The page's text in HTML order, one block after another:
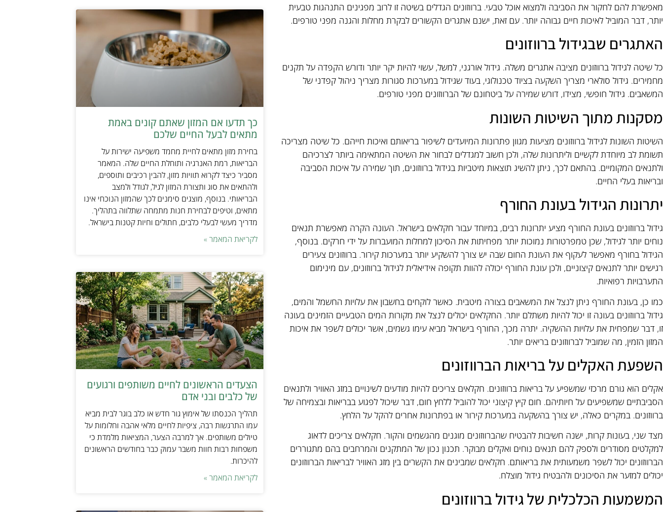
מאפשרת להם לחקור את הסביבה ולמצוא אוכל טבעי. ברווזונים הגדלים בשיטה זו לרוב מפגינים התנהגות טבעית
יותר, דבר המוביל לאיכות חיים גבוהה יותר. עם זאת, ישנם אתגרים הקשורים לבקרת מחלות והגנה מפני טורפים.
האתגרים שבגידול ברווזונים
כל שיטה לגידול ברווזונים מציבה אתגרים משלה. גידול אורגני, למשל, עשוי להיות יקר יותר ודורש הקפדה על תקנים
מחמירים. גידול סולארי מצריך השקעה בציוד טכנולוגי, בעוד שגידול במערכות סגורות מצריך ניהול קפדני של
המשאבים. גידול חופשי, מצידו, דורש שמירה על ביטחונם של הברווזונים מפני טורפים.
מסקנות מתוך השיטות השונות
השיטות השונות לגידול ברווזונים מציעות מגוון פתרונות המיועדים לשיפור בריאותם ואיכות חייהם. כל שיטה מצריכה
תשומת לב מיוחדת לקשיים וליתרונות שלה, ולכן חשוב למגדלים לבחור את השיטה המתאימה ביותר לצרכיהם
ולתנאים המקומיים. בהתאם לכך, ניתן להשיג תוצאות מיטביות בגידול ברווזונים, תוך שמירה על איכות הסביבה
ובריאות בעלי החיים.
יתרונות הגידול בעונת החורף
גידול ברווזונים בעונת החורף מציע יתרונות רבים, במיוחד עבור חקלאים בישראל. העונה הקרה מאפשרת תנאים
נוחים יותר לגידול, שכן טמפרטורות נמוכות יותר מפחיתות את הסיכון למחלות המועברות על ידי חרקים. בנוסף,
הגידול בחורף מאפשר לעקוף את העונת החום שבה יש צורך להשקיע יותר במערכות קירור. ברווזונים צעירים
רגישים יותר לתנאים קיצוניים, ולכן עונת החורף יכולה להוות תקופה אידיאלית לגידול ברווזונים, עם מינימום
התערבויות רפואיות.
כמו כן, בעונת החורף ניתן לנצל את המשאבים בצורה מיטבית. כאשר לוקחים בחשבון את עלויות החשמל והמים,
גידול ברווזונים בעונה זו יכול להיות משתלם יותר. החקלאים יכולים לנצל את מקורות המים הטבעיים הזמינים בעונה
זו, דבר שמפחית את עלויות ההשקיה. יתרה מכך, החורף בישראל מביא עימו גשמים, אשר יכולים לשפר את איכות
המזון הזמין, מה שמוביל לברווזונים בריאים יותר.
השפעת האקלים על בריאות הברווזונים
אקלים הוא גורם מרכזי שמשפיע על בריאות ברווזונים. חקלאים צריכים להיות מודעים לשינויים במזג האוויר ולתנאים
הסביבתיים שמשפיעים על חיותיהם. חום קיץ קיצוני יכול להוביל ללחץ חום, דבר שיכול לפגוע בבריאות ובצמיחה של
ברווזונים. במקרים כאלה, יש צורך בהשקעה במערכות קירור או בפתרונות אחרים להקל על הלחץ.
מצד שני, בעונות קרות, ישנה חשיבות להבטיח שהברווזונים מוגנים מהגשמים והקור. חקלאים צריכים לדאוג
למקלטים מסודרים ולספק להם תנאים נוחים ואקלים מבוקר. תכנון נכון של המתקנים והמרחבים בהם מתגוררים
הברווזונים יכול לשפר משמעותית את בריאותם. חקלאים שמבינים את הקשרים בין מזג האוויר לבריאות הברווזונים
יכולים למזער את הסיכונים ולהבטיח גידול מוצלח.
המשמעות הכלכלית של גידול ברווזונים
כך תדעו אם המזון שאתם קונים באמת
מתאים לבעל החיים שלכם
בחירת מזון מתאים לחיית מחמד משפיעה ישירות על
הבריאות, רמת האנרגיה ותוחלת החיים שלה. המאמר
מסביר כיצד לקרוא תוויות מזון, להבין רכיבים ותוספים,
ולהתאים את סוג ותצורת המזון לגיל, לגודל ולמצב
הבריאותי. בנוסף, מוצגים סימנים לכך שהמזון הנוכחי אינו
מתאים, וטיפים לבחירת חנות מתמחה שתלווה בתהליך.
מדריך מעשי לבעלי כלבים, חתולים וחיות קטנות בישראל.
לקריאת המאמר »
הצעדים הראשונים לחיים משותפים ורגועים
של כלבים ובני אדם
תהליך הכנסתו של אימוץ גור חדש או כלב בוגר לבית מביא
עמו התרגשות רבה, ציפיות לחיים מלאי אהבה וחלומות על
טיולים משותפים. אך למרבה הצער, המציאות מלמדת כי
משפחות רבות חוות משבר עמוק כבר בחודשים הראשונים
להיכרות.
לקריאת המאמר »